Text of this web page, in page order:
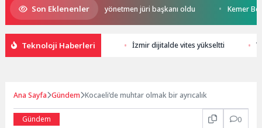
Son Eklenenler
Altın Portakal ödüllü yönetmen jüri başkanı oldu Kemer
Teknoloji Haberleri İzmir dijitalde vites yükseltti
Ana Sayfa Gündem Kocaeli’de muhtar olmak bir ayrıcalık
Gündem 0